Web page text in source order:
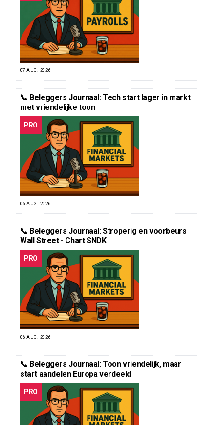
07 AUG. 2026
📞 Beleggers Journaal: Tech start lager in markt
met vriendelijke toon
PRO
06 AUG. 2026
📞 Beleggers Journaal: Stroperig en voorbeurs
Wall Street - Chart SNDK
PRO
06 AUG. 2026
📞 Beleggers Journaal: Toon vriendelijk, maar
start aandelen Europa verdeeld
PRO